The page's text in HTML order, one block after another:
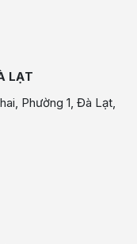
LẠT
Phường 1, Đà Lạt,